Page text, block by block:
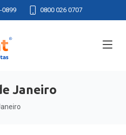
0899 0800 026 0707
Janeiro